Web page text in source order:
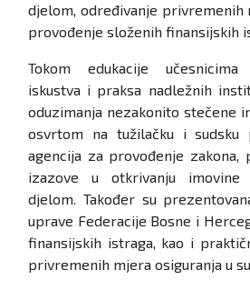
djelom, određivanje privremenih
provođenje složenih finansijskih
Tokom edukacije
iskustva i praksa nadležnih
oduzimanja nezakonito stečene
osvrtom na tužilačku i sudsku
agencija za provođenje zakona,
izazove u otkrivanju imovine
djelom. Također su
uprave Federacije Bosne i
finansijskih istraga, kao i
privremenih mjera osiguranja u